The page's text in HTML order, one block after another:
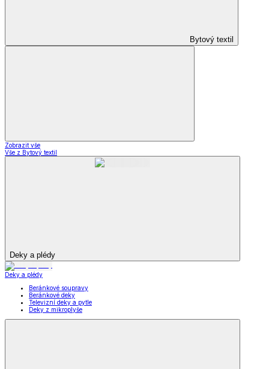
Bytový textil
Zobrazit vše
Vše z Bytový textil
Deky a plédy
Deky a plédy
Beránkové soupravy
Beránkové deky
Televizní deky a pytle
Deky z mikroplyše